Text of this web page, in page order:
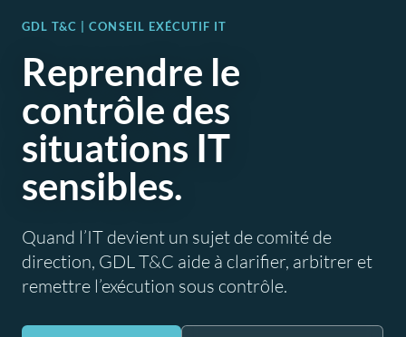
GDL T&C | CONSEIL EXÉCUTIF IT
Reprendre le
contrôle des
situations IT
sensibles.
Quand l’IT devient un sujet de comité de
direction, GDL T&C aide à clarifier, arbitrer et
remettre l’exécution sous contrôle.